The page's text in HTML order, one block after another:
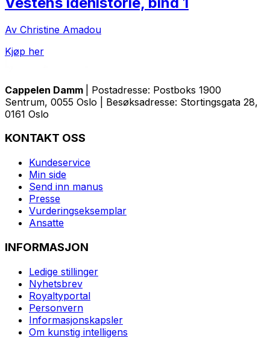
Av Christine Amadou
Kjøp her
Cappelen Damm
| Postadresse: Postboks 1900
Sentrum, 0055 Oslo | Besøksadresse: Stortingsgata 28,
0161 Oslo
KONTAKT OSS
Kundeservice
Min side
Send inn manus
Presse
Vurderingseksemplar
Ansatte
INFORMASJON
Ledige stillinger
Nyhetsbrev
Royaltyportal
Personvern
Informasjonskapsler
Om kunstig intelligens